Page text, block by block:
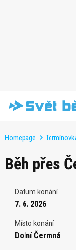
Homepage
Běh přes
Datum konání
7. 6. 2026
Místo konání
Dolní Čermná